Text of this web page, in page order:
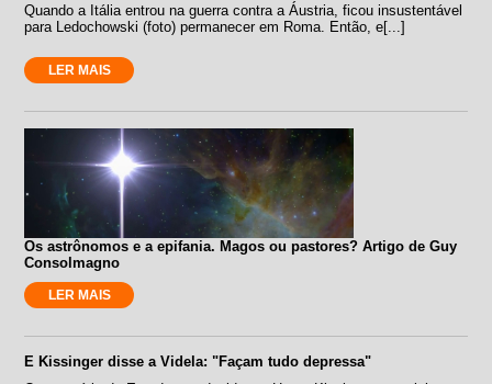
Quando a Itália entrou na guerra contra a Áustria, ficou insustentável
para Ledochowski (foto) permanecer em Roma. Então, e[...]
LER MAIS
Os astrônomos e a epifania. Magos ou pastores? Artigo de Guy
Consolmagno
LER MAIS
E Kissinger disse a Videla: "Façam tudo depressa"